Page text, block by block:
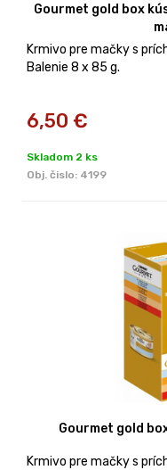
Gourmet gold box
Krmivo pre mačky s
Balenie 8 x 85 g.
6,50 €
Skladom 2 ks
Obj. čislo: 4199
Gourmet gold
Krmivo pre mačky s